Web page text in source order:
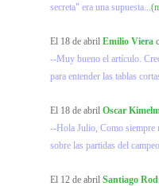
secreta" era una supuesta...
El 18 de abril Emilio Viera
--Muy bueno el artículo.
para entender las tablas
El 18 de abril Oscar
--Hola Julio, Como siempre
sobre las partidas del
El 12 de abril Santiago